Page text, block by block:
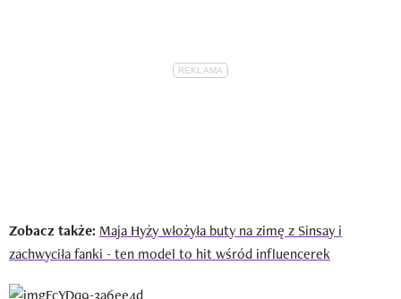
Zobacz także: Maja Hyży włożyła buty na zimę z Sinsay i
zachwyciła fanki - ten model to hit wśród influencerek